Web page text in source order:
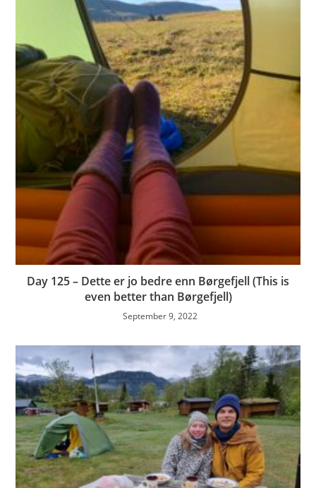
Day 125 – Dette er jo bedre enn Børgefjell (This is
even better than Børgefjell)
September 9, 2022